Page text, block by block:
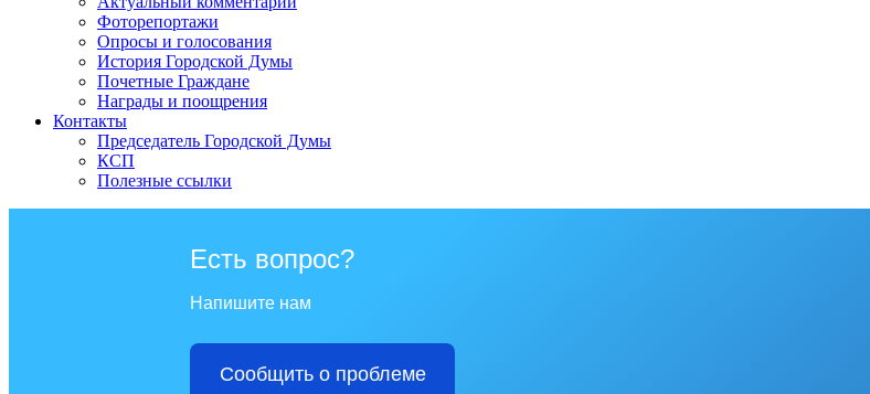
Фоторепортажи
Опросы и голосования
История Городской Думы
Почетные Граждане
Награды и поощрения
Контакты
Председатель Городской Думы
КСП
Полезные ссылки
Есть вопрос?
Напишите нам
Сообщить о проблеме